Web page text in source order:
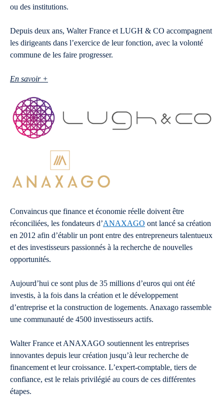
ou des institutions.
Depuis deux ans, Walter France et LUGH & CO accompagnent
les dirigeants dans l’exercice de leur fonction, avec la volonté
commune de les faire progresser.
En savoir +
Convaincus que finance et économie réelle doivent être
réconciliées, les fondateurs d’ANAXAGO ont lancé sa création
en 2012 afin d’établir un pont entre des entrepreneurs talentueux
et des investisseurs passionnés à la recherche de nouvelles
opportunités.
Aujourd’hui ce sont plus de 35 millions d’euros qui ont été
investis, à la fois dans la création et le développement
d’entreprise et la construction de logements. Anaxago rassemble
une communauté de 4500 investisseurs actifs.
Walter France et ANAXAGO soutiennent les entreprises
innovantes depuis leur création jusqu’à leur recherche de
financement et leur croissance. L’expert-comptable, tiers de
confiance, est le relais privilégié au cours de ces différentes
étapes.